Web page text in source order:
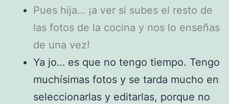
Pues hija… ¡a ver si subes el resto de
las fotos de la cocina y nos lo enseñas
de una vez!
Ya jo… es que no tengo tiempo. Tengo
muchísimas fotos y se tarda mucho en
seleccionarlas y editarlas, porque no